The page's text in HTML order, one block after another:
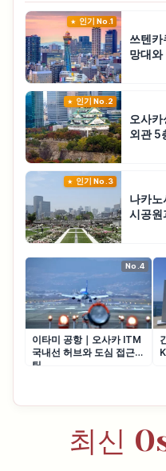
인기 No.1
쓰텐카
망대와
인기 No.2
오사
외관 5
인기 No.3
나카노
시공원
No.4
이타미 공항｜오사카 ITM
국내선 허브와 도심 접근
팁
최신